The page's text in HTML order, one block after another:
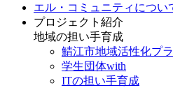
エル・コミュニティについ
プロジェクト紹介
地域の担い手育成
鯖江市地域活性化プ
学生団体with
ITの担い手育成